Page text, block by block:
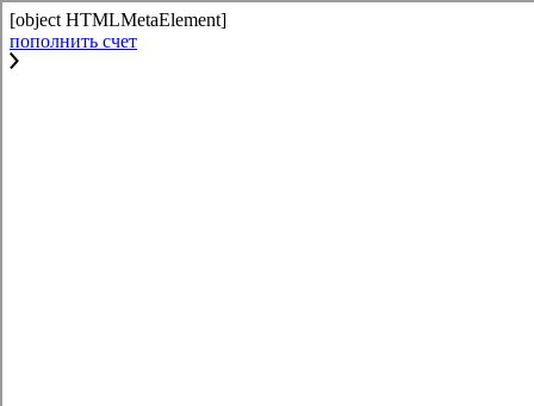
[object HTMLMetaElement]
пополнить счет